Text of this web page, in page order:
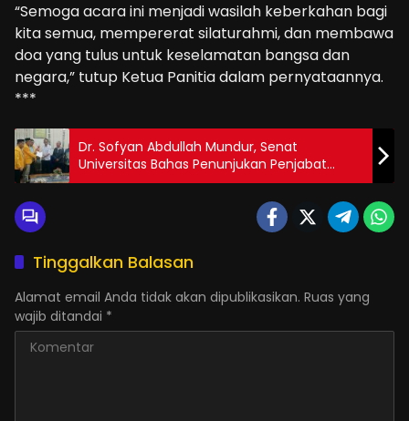
“Semoga acara ini menjadi wasilah keberkahan bagi
kita semua, mempererat silaturahmi, dan membawa
doa yang tulus untuk keselamatan bangsa dan
negara,” tutup Ketua Panitia dalam pernyataannya.
***
Dr. Sofyan Abdullah Mundur, Senat
Universitas Bahas Penunjukan Penjabat
Rektor UNIGO
Tinggalkan Balasan
Alamat email Anda tidak akan dipublikasikan. Ruas yang
wajib ditandai *